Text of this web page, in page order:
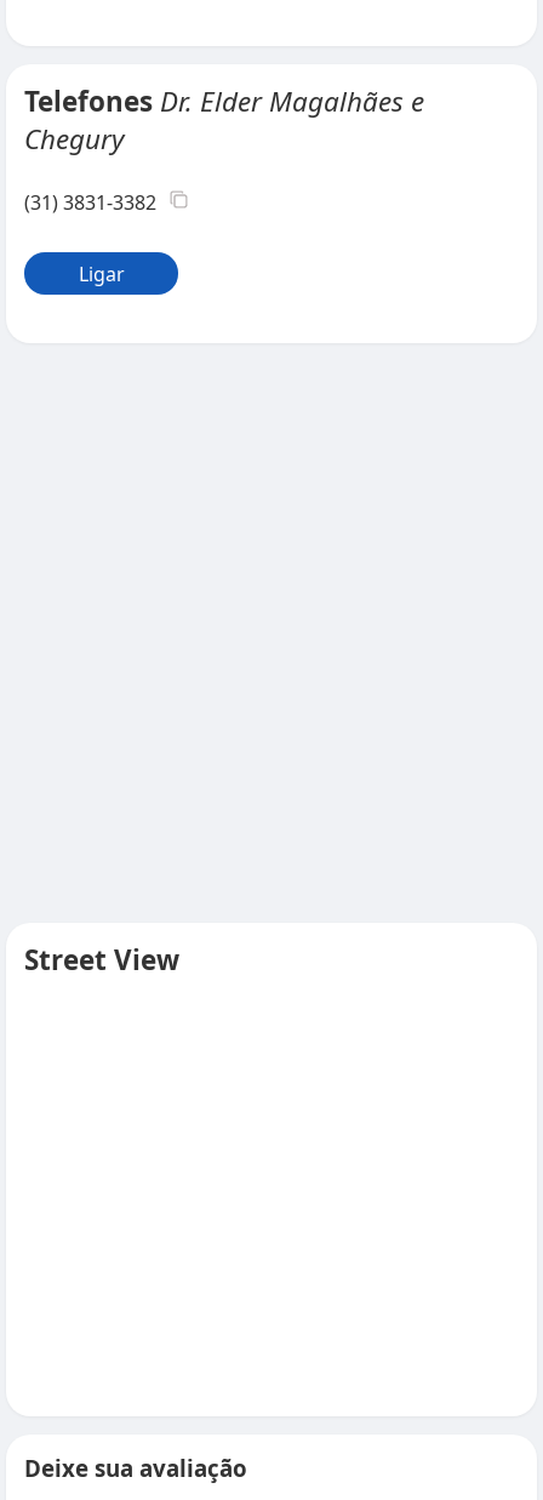
Telefones Dr. Elder Magalhães e
Chegury
(31) 3831-3382
Ligar
Street View
Deixe sua avaliação